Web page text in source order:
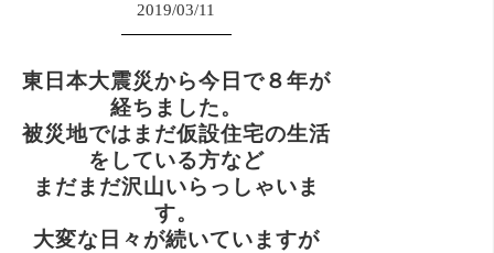
2019/03/11
東日本大震災から今日で８年が
経ちました。
被災地ではまだ仮設住宅の生活
をしている方など
まだまだ沢山いらっしゃいま
す。
大変な日々が続いていますが